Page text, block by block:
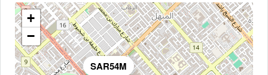
SAR54M
+
−